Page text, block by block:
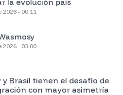
la evolución país
2026 - 00:11
2026 - 03:00
y Brasil tienen el desafío de
con mayor asimetría